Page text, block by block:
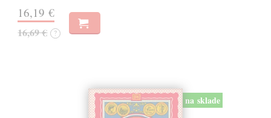
16,19 €
16,69 € ?
na sklade